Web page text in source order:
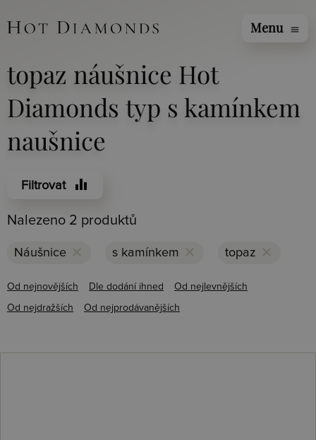
Menu menu
topaz náušnice Hot
Diamonds typ s kamínkem
naušnice
Filtrovat equalizer
Nalezeno 2 produktů
Náušnice clear s kamínkem clear topaz clear
Od nejnovějších Dle dodání ihned Od nejlevnějších
Od nejdražších Od nejprodávanějších